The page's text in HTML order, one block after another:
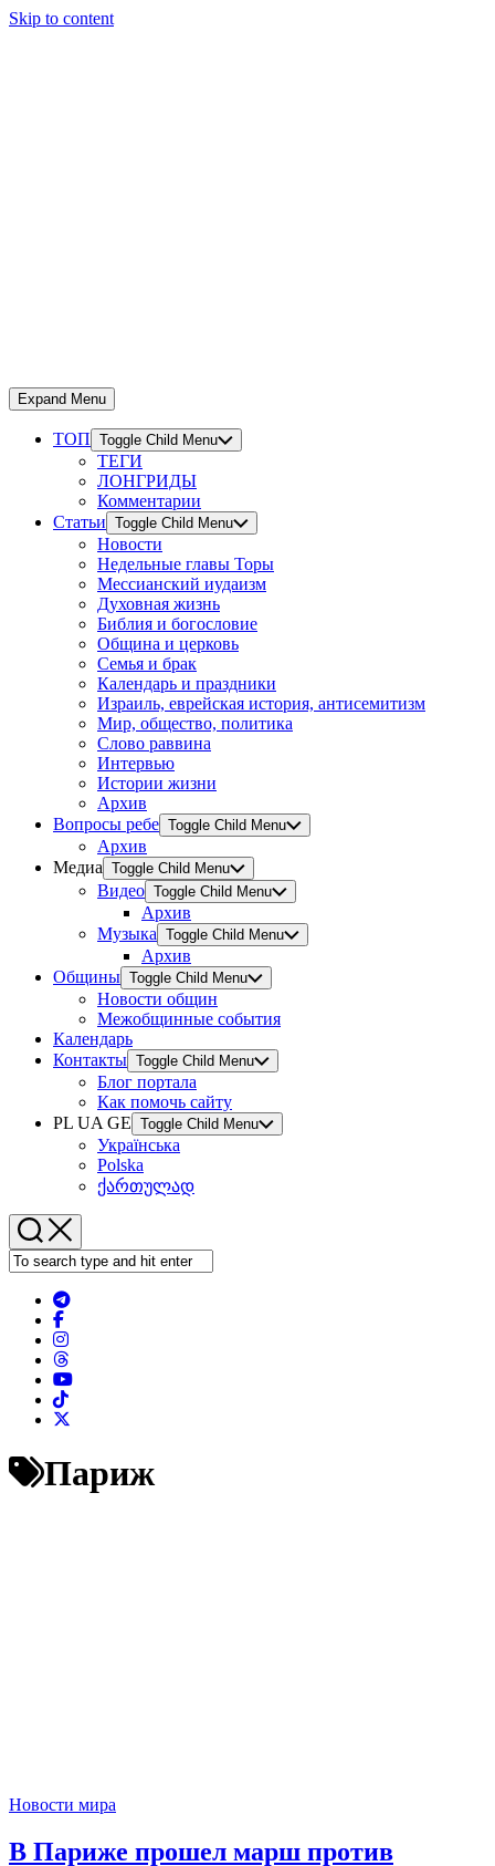
Skip to content
Expand Menu
ТОП Toggle Child Menu
ТЕГИ
ЛОНГРИДЫ
Комментарии
Статьи Toggle Child Menu
Новости
Недельные главы Торы
Мессианский иудаизм
Духовная жизнь
Библия и богословие
Община и церковь
Семья и брак
Календарь и праздники
Израиль, еврейская история, антисемитизм
Мир, общество, политика
Слово раввина
Интервью
Истории жизни
Архив
Вопросы ребе Toggle Child Menu
Архив
Медиа Toggle Child Menu
Видео Toggle Child Menu
Архив
Музыка Toggle Child Menu
Архив
Общины Toggle Child Menu
Новости общин
Межобщинные события
Календарь
Контакты Toggle Child Menu
Блог портала
Как помочь сайту
PL UA GE Toggle Child Menu
Українська
Polska
ქართულად
Париж
Новости мира
В Париже прошел марш против